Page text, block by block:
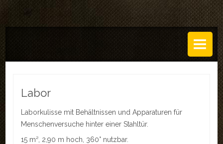
History
Labor
Laborkulisse mit Behältnissen und Apparaturen für
Menschenversuche hinter einer Stahltür.
15 m², 2,90 m hoch, 360° nutzbar.